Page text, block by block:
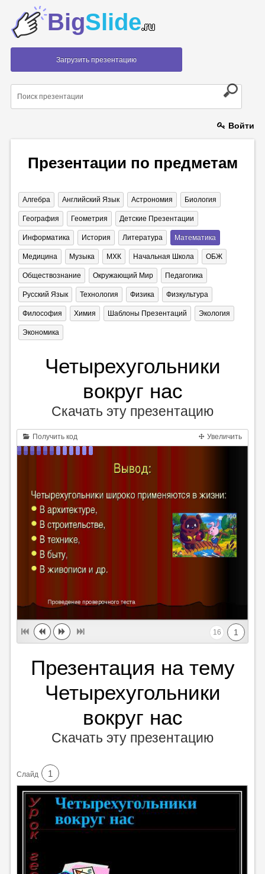
BigSlide.ru
Загрузить презентацию
Войти
Презентации по предметам
Алгебра Английский Язык Астрономия Биология
География Геометрия Детские Презентации
Информатика История Литература Математика
Медицина Музыка МХК Начальная Школа ОБЖ
Обществознание Окружающий Мир Педагогика
Русский Язык Технология Физика Физкультура
Философия Химия Шаблоны Презентаций Экология
Экономика
Четырехугольники
вокруг нас
Скачать эту презентацию
Получить код Увеличить
1
16
Презентация на тему
Четырехугольники
вокруг нас
Скачать эту презентацию
Cлайд 1